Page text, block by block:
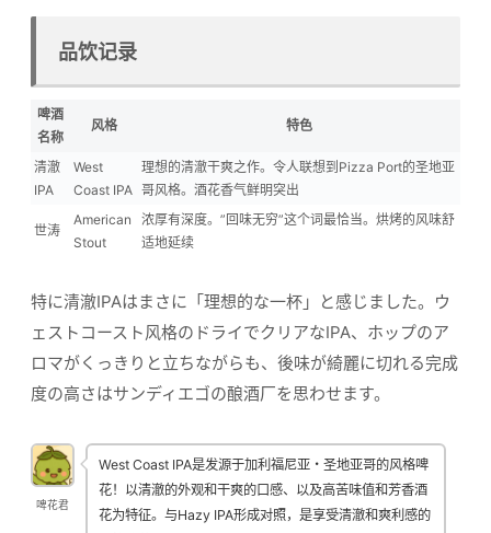
品饮记录
啤酒
名称
风格 特色
清澈
IPA
West
Coast IPA
理想的清澈干爽之作。令人联想到Pizza Port的圣地亚
哥风格。酒花香气鲜明突出
世涛
American
Stout
浓厚有深度。”回味无穷”这个词最恰当。烘烤的风味舒
适地延续
特に清澈IPAはまさに「理想的な一杯」と感じました。ウ
ェストコースト风格のドライでクリアなIPA、ホップのア
ロマがくっきりと立ちながらも、後味が綺麗に切れる完成
度の高さはサンディエゴの酿酒厂を思わせます。
啤花君
West Coast IPA是发源于加利福尼亚・圣地亚哥的风格啤
花！以清澈的外观和干爽的口感、以及高苦味值和芳香酒
花为特征。与Hazy IPA形成对照，是享受清澈和爽利感的